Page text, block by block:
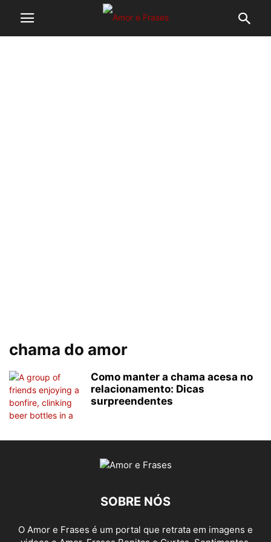
chama do amor
Como manter a chama acesa no
relacionamento: Dicas
surpreendentes
SOBRE NÓS
O Amor e Frases é um portal que retrata em imagens e